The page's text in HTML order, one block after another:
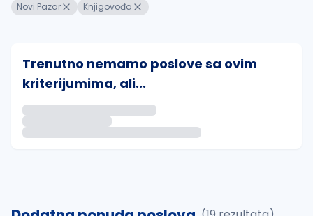
Novi Pazar Knjigovođa
Trenutno nemamo poslove sa ovim
kriterijumima, ali...